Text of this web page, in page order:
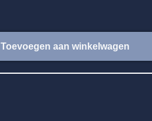
Toevoegen aan winkelwagen